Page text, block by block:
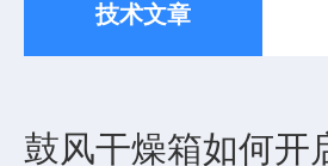
技术文章
鼓风干燥箱如何开